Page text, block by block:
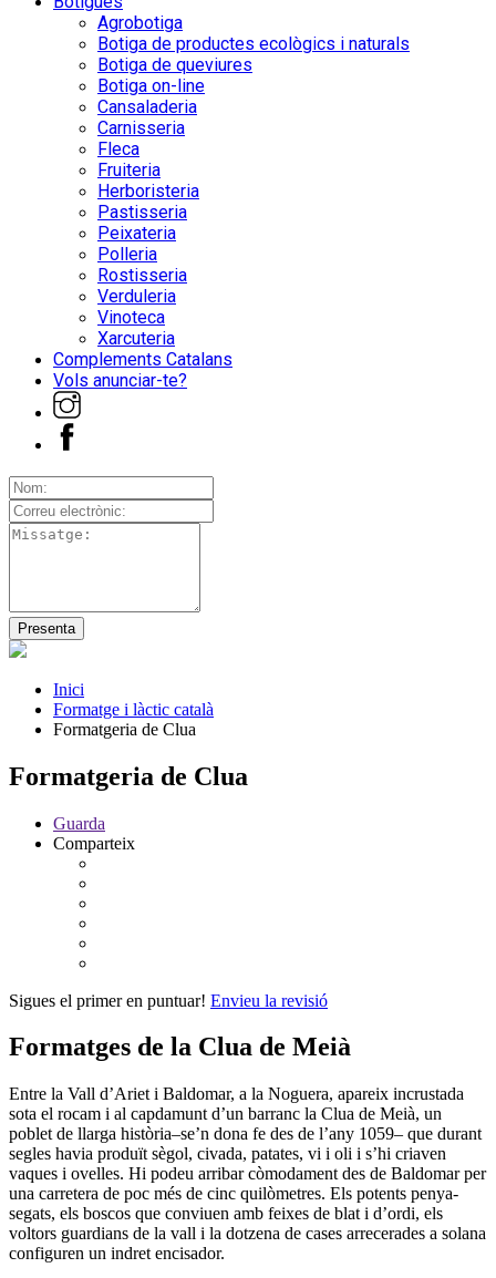
Agrobotiga
Botiga de productes ecològics i naturals
Botiga de queviures
Botiga on-line
Cansaladeria
Carnisseria
Fleca
Fruiteria
Herboristeria
Pastisseria
Peixateria
Polleria
Rostisseria
Verduleria
Vinoteca
Xarcuteria
Complements Catalans
Vols anunciar-te?
Inici
Formatge i làctic català
Formatgeria de Clua
Formatgeria de Clua
Guarda
Comparteix
Sigues el primer en puntuar! Envieu la revisió
Formatges de la Clua de Meià
Entre la Vall d’Ariet i Baldomar, a la Noguera, apareix incrustada
sota el rocam i al capdamunt d’un barranc la Clua de Meià, un
poblet de llarga història–se’n dona fe des de l’any 1059– que durant
segles havia produït sègol, civada, patates, vi i oli i s’hi criaven
vaques i ovelles. Hi podeu arribar còmodament des de Baldomar per
una carretera de poc més de cinc quilòmetres. Els potents penya-
segats, els boscos que conviuen amb feixes de blat i d’ordi, els
voltors guardians de la vall i la dotzena de cases arrecerades a solana
configuren un indret encisador.